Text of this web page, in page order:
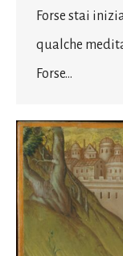
Forse stai
qualche
Forse…